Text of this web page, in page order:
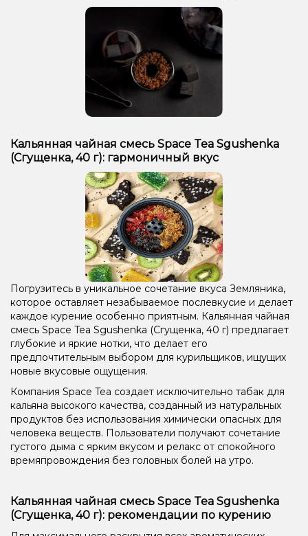
Кальянная чайная смесь Space Tea Sgushenka
(Сгущенка, 40 г): гармоничный вкус
Погрузитесь в уникальное сочетание вкуса Земляника,
которое оставляет незабываемое послевкусие и делает
каждое курение особенно приятным. Кальянная чайная
смесь Space Tea Sgushenka (Сгущенка, 40 г) предлагает
глубокие и яркие нотки, что делает его
предпочтительным выбором для курильщиков, ищущих
новые вкусовые ощущения.
Компания Space Tea создает исключительно табак для
кальяна высокого качества, созданный из натуральных
продуктов без использования химически опасных для
человека веществ. Пользователи получают сочетание
густого дыма с ярким вкусом и релакс от спокойного
времяпровождения без головных болей на утро.
Кальянная чайная смесь Space Tea Sgushenka
(Сгущенка, 40 г): рекомендации по курению